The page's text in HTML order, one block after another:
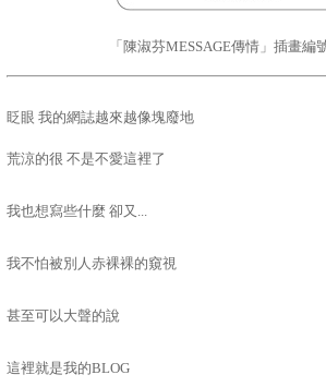
「陳淑芬MESSAGE傳情」插畫編
眨眼 我的網誌越來越像塊廢地
荒涼的很 不是不愛這裡了
我也想寫些什麼 卻又 ...
我不怕被別人赤裸裸的窺視
甚至可以大聲的說
這裡就是我的BLOG